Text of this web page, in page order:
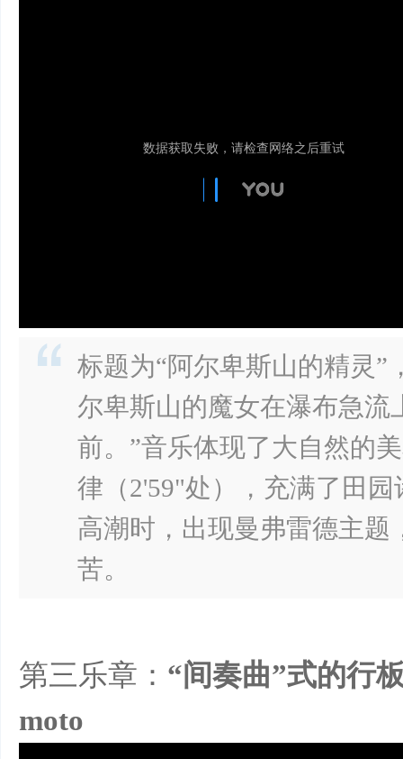
标题为“阿尔卑斯山的精灵”
尔卑斯山的魔女在瀑布急
前。”音乐体现了大自然的
律（2'59"处），充满了田
高潮时，出现曼弗雷德主
苦。
第三乐章： “间奏曲”式的行
moto